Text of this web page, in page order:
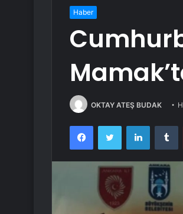
Haber
OKTAY ATEŞ BUDAK
FacebookTwitter LinkedIn